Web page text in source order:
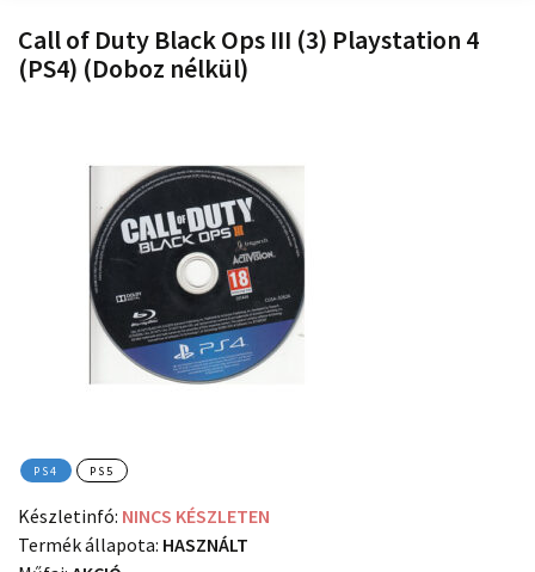
Call of Duty Black Ops III (3) Playstation 4
(PS4) (Doboz nélkül)
PS4 PS5
Készletinfó: NINCS KÉSZLETEN
Termék állapota: HASZNÁLT